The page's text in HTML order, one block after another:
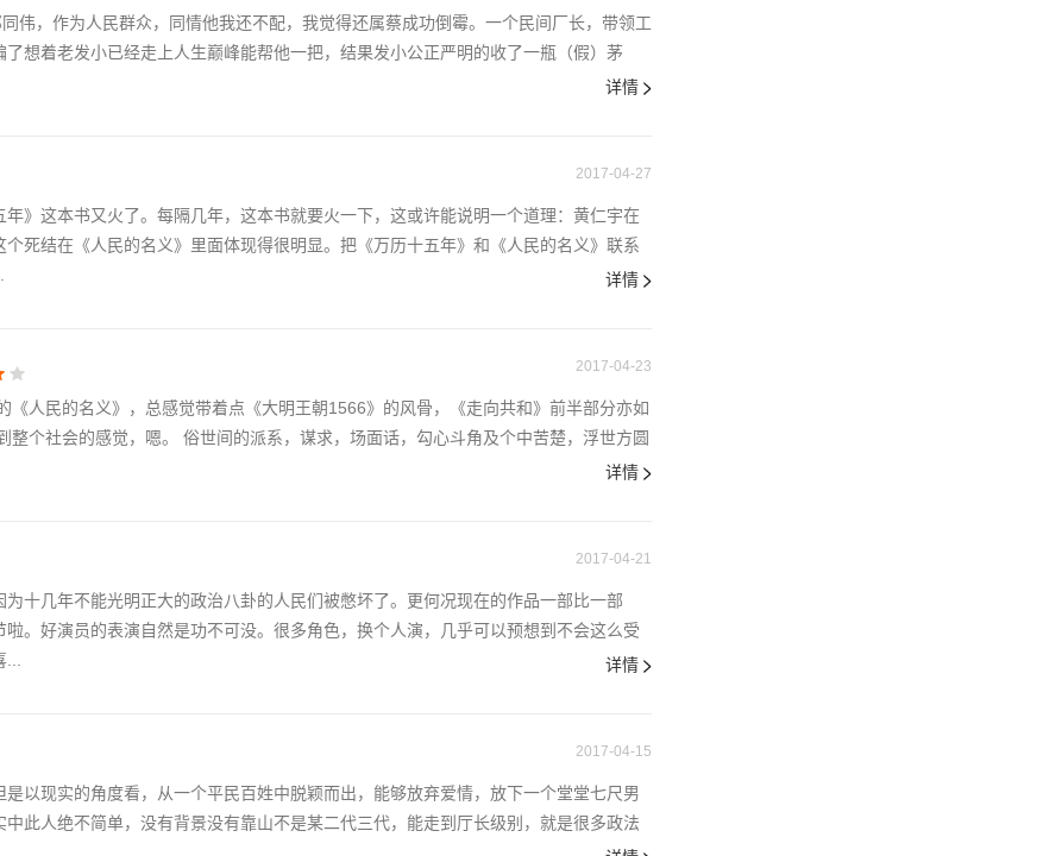
伟，作为人民群众，同情他我还不配，我觉得还属蔡成功倒霉。一个民间厂长，带领工
想着老发小已经走上人生巅峰能帮他一把，结果发小公正严明的收了一瓶（假）茅
详情
2017-04-27
》这本书又火了。每隔几年，这本书就要火一下，这或许能说明一个道理：黄仁宇在
死结在《人民的名义》里面体现得很明显。把《万历十五年》和《人民的名义》联系
详情
2017-04-23
人民的名义》，总感觉带着点《大明王朝1566》的风骨，《走向共和》前半部分亦如
个社会的感觉，嗯。 俗世间的派系，谋求，场面话，勾心斗角及个中苦楚，浮世方圆
详情
2017-04-21
十几年不能光明正大的政治八卦的人民们被憋坏了。更何况现在的作品一部比一部
。好演员的表演自然是功不可没。很多角色，换个人演，几乎可以预想到不会这么受
详情
2017-04-15
以现实的角度看，从一个平民百姓中脱颖而出，能够放弃爱情，放下一个堂堂七尺男
此人绝不简单，没有背景没有靠山不是某二代三代，能走到厅长级别，就是很多政法